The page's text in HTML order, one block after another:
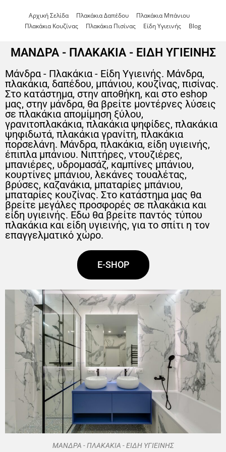
Αρχική Σελίδα Πλακάκια Δαπέδου
Πλακάκια Μπάνιου
Πλακάκια Κουζίνας
Πλακάκια Πισίνας Είδη Υγιεινής Blog
ΜΑΝΔΡΑ - ΠΛΑΚΑΚΙΑ - ΕΙΔΗ ΥΓΙΕΙΝΗΣ
Μάνδρα - Πλακάκια - Είδη Υγιεινής. Μάνδρα,
πλακάκια, δαπέδου, μπάνιου, κουζίνας, πισίνας.
Στο κατάστημα, στην αποθήκη, και στο eshop
μας, στην μάνδρα, θα βρείτε μοντέρνες λύσεις
σε πλακάκια απομίμηση ξύλου,
γρανιτοπλακάκια, πλακάκια ψηφίδες, πλακάκια
ψηφιδωτά, πλακάκια γρανίτη, πλακάκια
πορσελάνη. Μάνδρα, πλακάκια, είδη υγιεινής,
έπιπλα μπάνιου. Νιπτήρες, ντουζιέρες,
μπανιέρες, υδρομασάζ, καμπίνες μπάνιου,
κουρτίνες μπάνιου, λεκάνες τουαλέτας,
βρύσες, καζανάκια, μπαταρίες μπάνιου,
μπαταρίες κουζίνας. Στο κατάστημα μας θα
βρείτε μεγάλες προσφορές σε πλακάκια και
είδη υγιεινής. Εδω θα βρείτε παντός τύπου
πλακάκια και είδη υγιεινής, για το σπίτι η τον
επαγγελματικό χώρο.
E-SHOP
ΜΑΝΔΡΑ - ΠΛΑΚΑΚΙΑ - ΕΙΔΗ ΥΓΙΕΙΝΗΣ